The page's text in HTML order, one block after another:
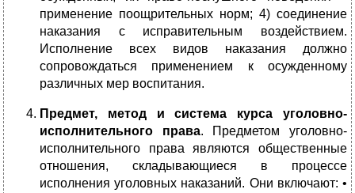
применение поощрительных норм; 4) соединение
наказания с исправительным воздействием.
Исполнение всех видов наказания должно
сопровождаться применением к осужденному
различных мер воспитания.
Предмет, метод и система курса уголовно-
исполнительного права. Предметом уголовно-
исполнительного права являются общественные
отношения, складывающиеся в процессе
исполнения уголовных наказаний. Они включают: •